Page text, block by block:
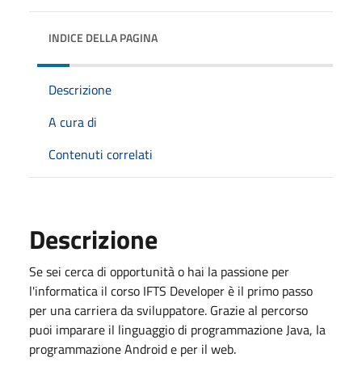
INDICE DELLA PAGINA
Descrizione
A cura di
Contenuti correlati
Descrizione
Se sei cerca di opportunità o hai la passione per
l'informatica il corso IFTS Developer è il primo passo
per una carriera da sviluppatore. Grazie al percorso
puoi imparare il linguaggio di programmazione Java, la
programmazione Android e per il web.